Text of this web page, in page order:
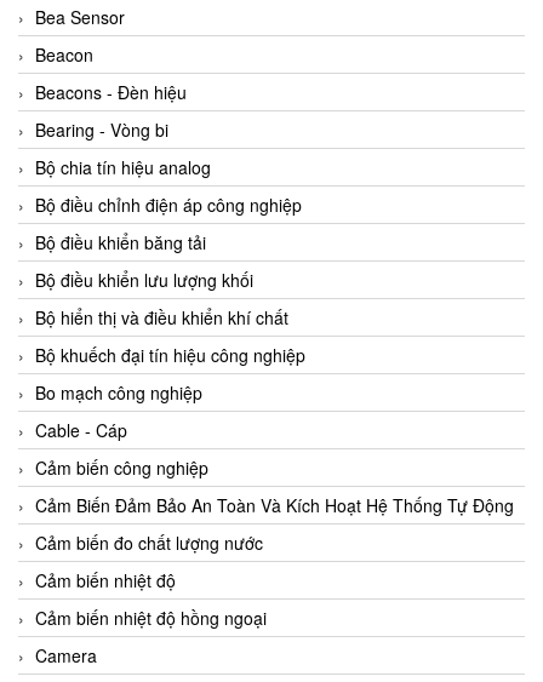
Acey
ACOEM Vietnam
ADCA Vietnam
ADFweb Vietnam
Adler Vietnam
Ados Vietnam
Advanced Energy Vietnam
Advantech Vietnam
Agate Vietnam
AGR International Vietnam
Aichi Tokei Denki Vietnam
Aii Vietnam
AIKOH
AINUO Vietnam
AIR MAJOR
Aira Euro Automation
Airtac Vietnam
Airtec Vietnam
Bea Sensor
Beacon
Beacons - Đèn hiệu
Bearing - Vòng bi
Bộ chia tín hiệu analog
Bộ điều chỉnh điện áp công nghiệp
Bộ điều khiển băng tải
Bộ điều khiển lưu lượng khối
Bộ hiển thị và điều khiển khí chất
Bộ khuếch đại tín hiệu công nghiệp
Bo mạch công nghiệp
Cable - Cáp
Cảm biến công nghiệp
Cảm Biến Đảm Bảo An Toàn Và Kích Hoạt Hệ Thống Tự Động
Cảm biến đo chất lượng nước
Cảm biến nhiệt độ
Cảm biến nhiệt độ hồng ngoại
Camera